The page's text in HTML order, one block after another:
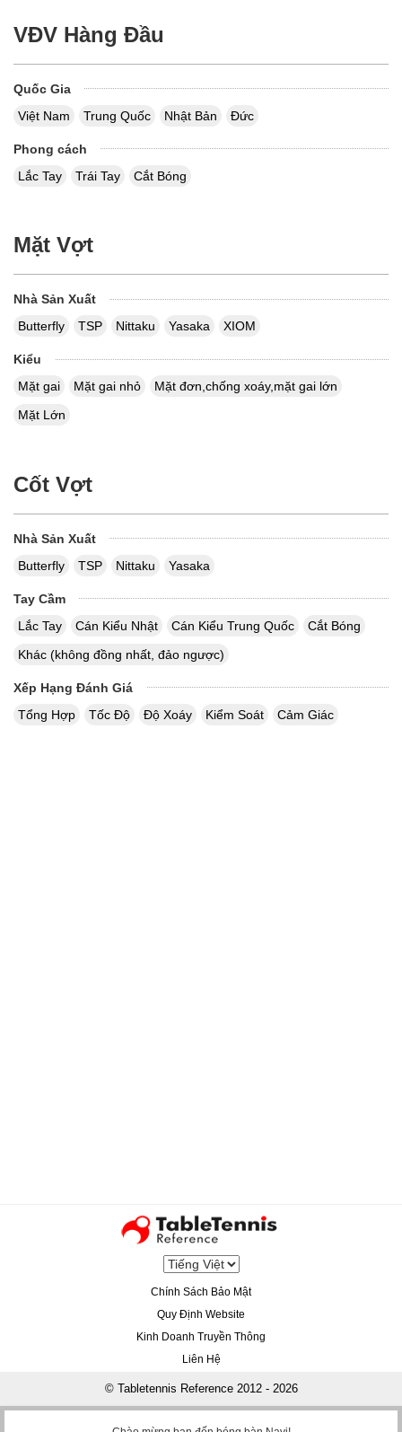
VĐV Hàng Đầu
Quốc Gia
Việt Nam
Trung Quốc Nhật Bản Đức
Phong cách
Lắc Tay
Trái Tay Cắt Bóng
Mặt Vợt
Nhà Sản Xuất
Butterfly
TSP Nittaku Yasaka XIOM
Kiểu
Mặt gai
Mặt gai nhỏ
Mặt đơn,chống xoáy,mặt gai lớn
Mặt Lớn
Cốt Vợt
Nhà Sản Xuất
Butterfly
TSP Nittaku Yasaka
Tay Cầm
Lắc Tay
Cán Kiểu Nhật Cán Kiểu Trung Quốc
Cắt Bóng
Khác (không đồng nhất, đảo ngược)
Xếp Hạng Đánh Giá
Tổng Hợp
Tốc Độ Độ Xoáy Kiểm Soát Cảm Giác
Chính Sách Bảo Mật
Quy Định Website
Kinh Doanh Truyền Thông
Liên Hệ
© Tabletennis Reference 2012 - 2026